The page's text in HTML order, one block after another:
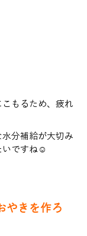
もるため、疲れ
分補給が大切み
いですね☺
やきを作ろ